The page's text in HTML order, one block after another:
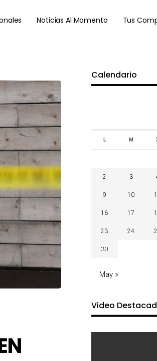
Noticias Al Momento Tus
Calendario
L M
2 3
9 10
16 17
23 24
30
May »
Video